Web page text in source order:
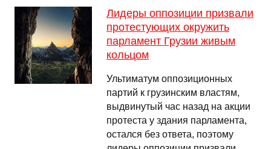
Лидеры оппозиции призвали
протестующих окружить
парламент Грузии живым
кольцом
Ультиматум оппозиционных
партий к грузинским властям,
выдвинутый час назад на акции
протеста у здания парламента,
остался без ответа, поэтому